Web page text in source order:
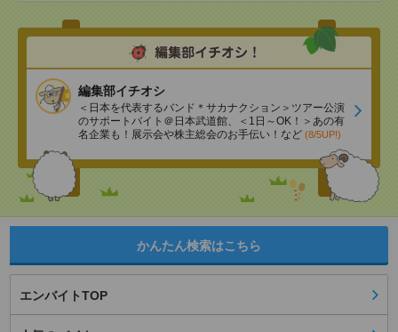
編集部イチオシ
＜日本を代表するバンド＊サカナクション＞ツアー公演
のサポートバイト＠日本武道館、＜1日～OK！＞あの有
名企業も！展示会や株主総会のお手伝い！など (8/5UP!)
かんたん検索はこちら
エンバイトTOP